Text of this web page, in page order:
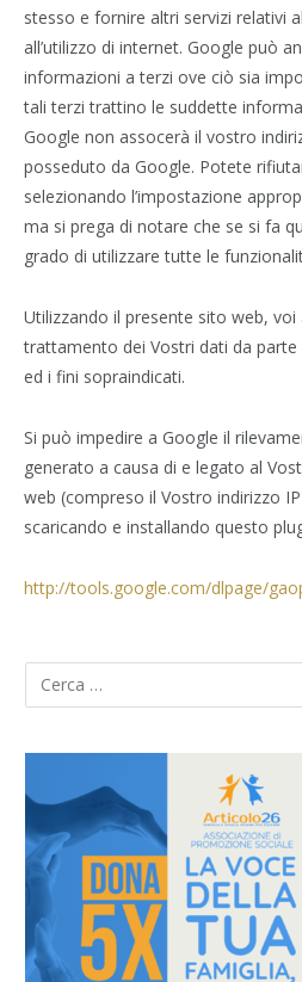
stesso e fornire altri servizi relativi
all’utilizzo di internet. Google può
informazioni a terzi ove ciò sia
tali terzi trattino le suddette
Google non assocerà il vostro
posseduto da Google. Potete
selezionando l’impostazione
ma si prega di notare che se si fa
grado di utilizzare tutte le
Utilizzando il presente sito web, voi
trattamento dei Vostri dati da
ed i fini sopraindicati.
Si può impedire a Google il
generato a causa di e legato al
web (compreso il Vostro indirizzo
scaricando e installando questo
http://tools.google.com/dlpage/